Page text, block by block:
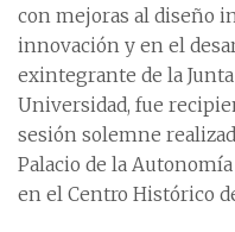
con mejoras al diseño
innovación y en el
exintegrante de la
Universidad, fue
sesión solemne
Palacio de la
en el Centro Histórico